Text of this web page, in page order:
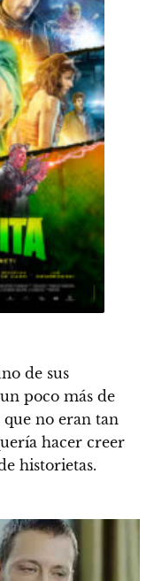
de sus
poco más de
que no eran tan
hacer creer
historietas.